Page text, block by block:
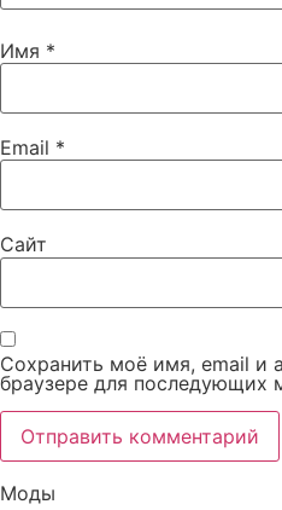
Имя *
Email *
Сайт
Сохранить моё имя, email и
браузере для последующих
Моды